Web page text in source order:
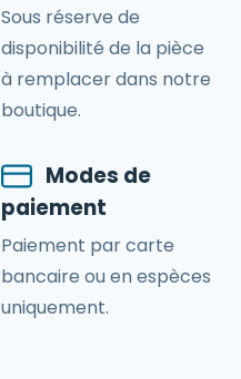
Sous réserve de
disponibilité de la pièce
à remplacer dans notre
boutique.
Modes de
paiement
Paiement par carte
bancaire ou en espèces
uniquement.